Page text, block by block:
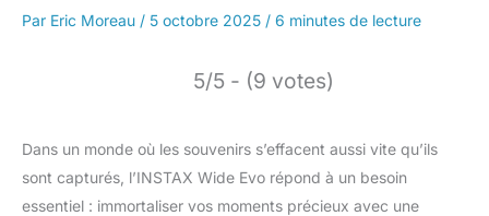
Par Eric Moreau / 5 octobre 2025 / 6 minutes de lecture
5/5 - (9 votes)
Dans un monde où les souvenirs s’effacent aussi vite qu’ils
sont capturés, l’INSTAX Wide Evo répond à un besoin
essentiel : immortaliser vos moments précieux avec une